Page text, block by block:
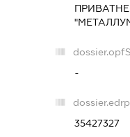
-
35427327